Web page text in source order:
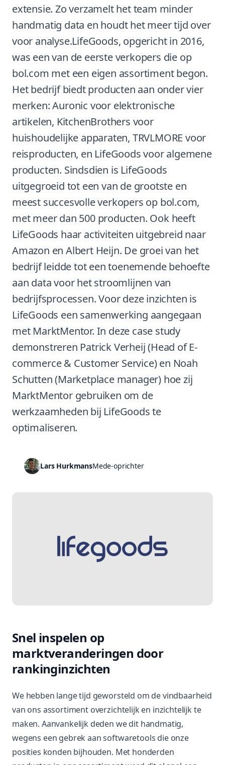
extensie. Zo verzamelt het team minder
handmatig data en houdt het meer tijd over
voor analyse.LifeGoods, opgericht in 2016,
was een van de eerste verkopers die op
bol.com met een eigen assortiment begon.
Het bedrijf biedt producten aan onder vier
merken: Auronic voor elektronische
artikelen, KitchenBrothers voor
huishoudelijke apparaten, TRVLMORE voor
reisproducten, en LifeGoods voor algemene
producten. Sindsdien is LifeGoods
uitgegroeid tot een van de grootste en
meest succesvolle verkopers op bol.com,
met meer dan 500 producten. Ook heeft
LifeGoods haar activiteiten uitgebreid naar
Amazon en Albert Heijn. De groei van het
bedrijf leidde tot een toenemende behoefte
aan data voor het stroomlijnen van
bedrijfsprocessen. Voor deze inzichten is
LifeGoods een samenwerking aangegaan
met MarktMentor. In deze case study
demonstreren Patrick Verheij (Head of E-
commerce & Customer Service) en Noah
Schutten (Marketplace manager) hoe zij
MarktMentor gebruiken om de
werkzaamheden bij LifeGoods te
optimaliseren.
Lars HurkmansMede-oprichter
Snel inspelen op
marktveranderingen door
rankinginzichten
We hebben lange tijd geworsteld om de vindbaarheid
van ons assortiment overzichtelijk en inzichtelijk te
maken. Aanvankelijk deden we dit handmatig,
wegens een gebrek aan softwaretools die onze
posities konden bijhouden. Met honderden